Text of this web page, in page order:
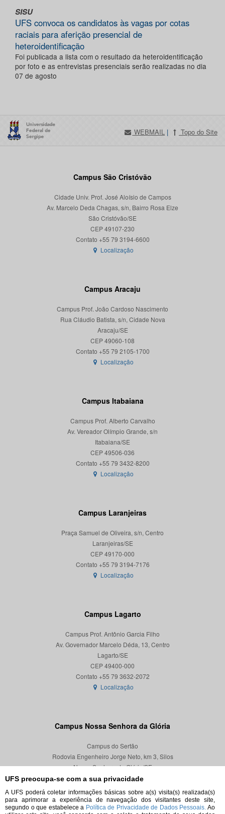
UFS preocupa-se com a sua privacidade
A UFS poderá coletar informações básicas sobre a(s) visita(s) realizada(s)
para aprimorar a experiência de navegação dos visitantes deste site,
segundo o que estabelece a Política de Privacidade de Dados Pessoais. Ao
SISU
UFS convoca os candidatos às vagas por cotas
raciais para aferição presencial de
heteroidentificação
Foi publicada a lista com o resultado da heteroidentificação
por foto e as entrevistas presenciais serão realizadas no dia
07 de agosto
WEBMAIL | Topo do Site
Campus São Cristóvão
Cidade Univ. Prof. José Aloísio de Campos
Av. Marcelo Deda Chagas, s/n, Bairro Rosa Elze
São Cristóvão/SE
CEP 49107-230
Localização
Campus Aracaju
Campus Prof. João Cardoso Nascimento
Rua Cláudio Batista, s/n, Cidade Nova
Aracaju/SE
CEP 49060-108
Localização
Campus Itabaiana
Campus Prof. Alberto Carvalho
Av. Vereador Olímpio Grande, s/n
Itabaiana/SE
CEP 49506-036
Localização
Campus Laranjeiras
Praça Samuel de Oliveira, s/n, Centro
Laranjeiras/SE
CEP 49170-000
Localização
Campus Lagarto
Campus Prof. Antônio Garcia Filho
Av. Governador Marcelo Déda, 13, Centro
Lagarto/SE
CEP 49400-000
Localização
Campus Nossa Senhora da Glória
Campus do Sertão
Rodovia Engenheiro Jorge Neto, km 3, Silos
Nossa Senhora da Glória/SE
CEP 49680-000
Localização